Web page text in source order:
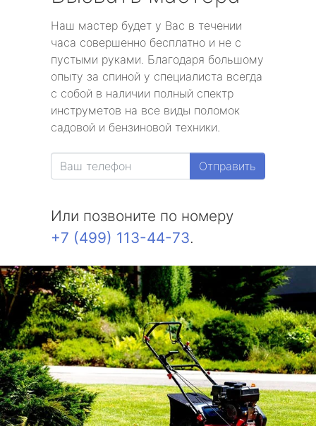
Наш мастер будет у Вас в течении
часа совершенно бесплатно и не с
пустыми руками. Благодаря большому
опыту за спиной у специалиста всегда
с собой в наличии полный спектр
инструметов на все виды поломок
садовой и бензиновой техники.
Отправить
Или позвоните по номеру
+7 (499) 113-44-73.